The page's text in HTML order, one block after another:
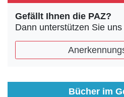
Gefällt Ihnen die PAZ?
Dann unterstützen Sie
Bücher im